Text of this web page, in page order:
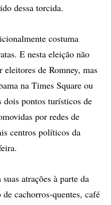
dessa torcida.
costuma
E nesta eleição não
de Romney, mas
na Times Square ou
dois pontos turísticos de
por redes de
centros políticos da
atrações à parte da
cachorros-quentes, café